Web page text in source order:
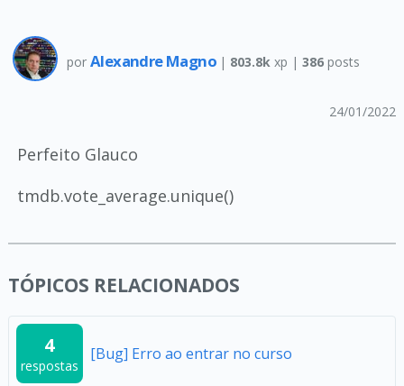
por Alexandre Magno | 803.8k xp |386 posts
24/01/2022
Perfeito Glauco
tmdb.vote_average.unique()
TÓPICOS RELACIONADOS
4
respostas
[Bug] Erro ao entrar no curso